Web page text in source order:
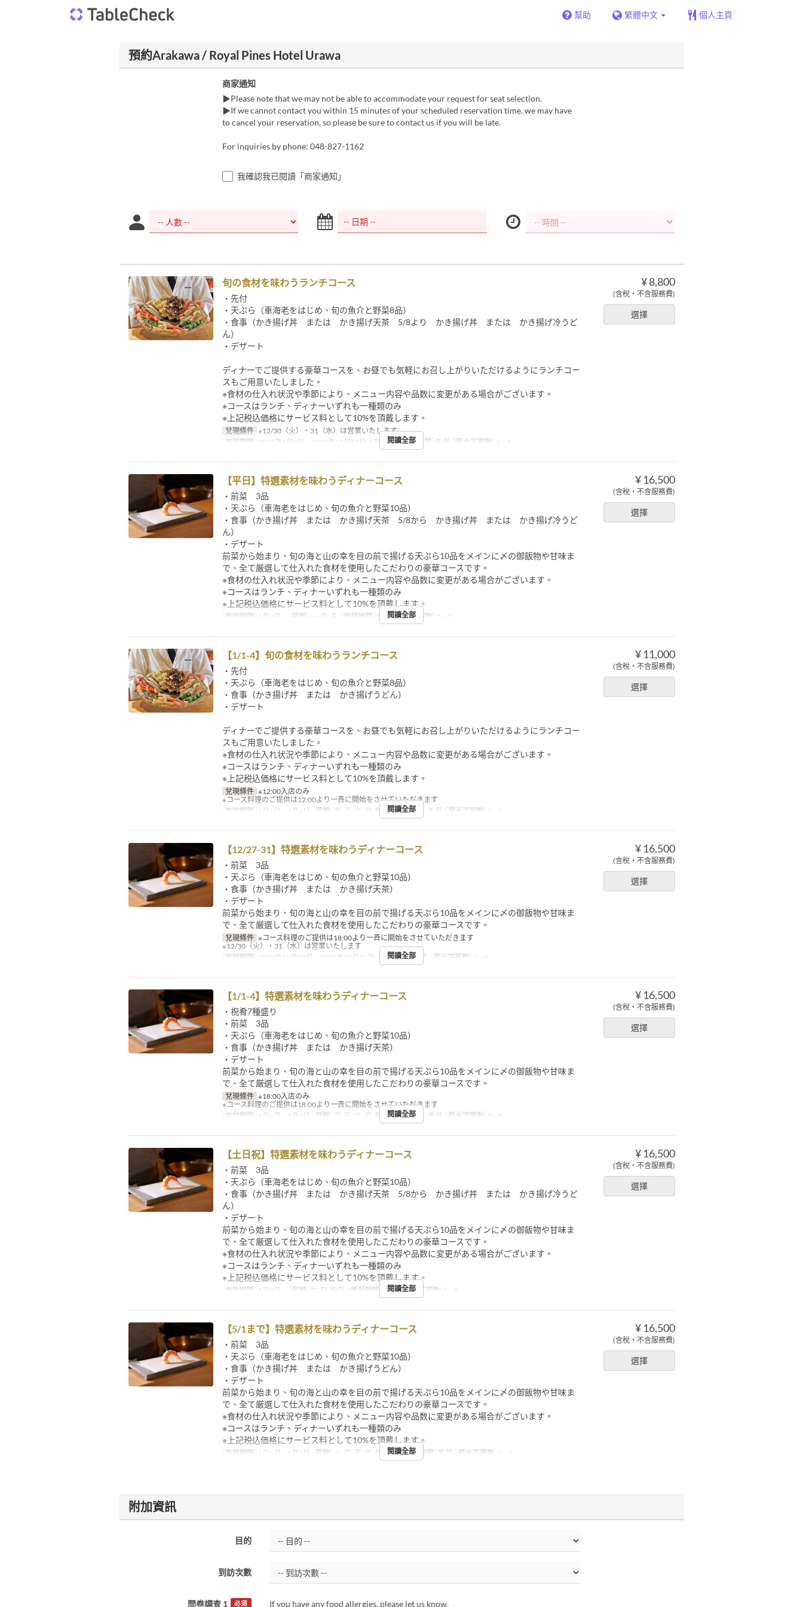
幫助 繁體中文 個人主頁
預約Arakawa / Royal Pines Hotel Urawa
商家通知
▶Please note that we may not be able to accommodate your request for seat selection.
▶If we cannot contact you within 15 minutes of your scheduled reservation time, we may have
to cancel your reservation, so please be sure to contact us if you will be late.
For inquiries by phone: 048-827-1162
我確認我已閱讀「商家通知」
¥ 8,800
(含稅・不含服務費)
選擇
旬の食材を味わうランチコース
・先付
・天ぷら（車海老をはじめ、旬の魚介と野菜8品）
・食事（かき揚げ丼 または かき揚げ天茶 5/8より かき揚げ丼 または かき揚げ冷うど
ん）
・デザート
ディナーでご提供する豪華コースを、お昼でも気軽にお召し上がりいただけるようにランチコー
スもご用意いたしました。
※食材の仕入れ状況や季節により、メニュー内容や品数に変更がある場合がございます。
※コースはランチ、ディナーいずれも一種類のみ
※上記税込価格にサービス料として10%を頂戴します。
兌現條件 ※12/30（火）・31（水）は営業いたします
有效期限 2025年1月4日 ~ 2025年12月31日, 1月5日 ~ 進餐時間 午餐 最大下單數 1 ~ 8
閱讀全部
¥ 16,500
(含稅・不含服務費)
選擇
【平日】特選素材を味わうディナーコース
・前菜 3品
・天ぷら（車海老をはじめ、旬の魚介と野菜10品）
・食事（かき揚げ丼 または かき揚げ天茶 5/8から かき揚げ丼 または かき揚げ冷うど
ん）
・デザート
前菜から始まり、旬の海と山の幸を目の前で揚げる天ぷら10品をメインに〆の御飯物や甘味ま
で、全て厳選して仕入れた食材を使用したこだわりの豪華コースです。
※食材の仕入れ状況や季節により、メニュー内容や品数に変更がある場合がございます。
※コースはランチ、ディナーいずれも一種類のみ
※上記税込価格にサービス料として10%を頂戴します。
有效期限 5月2日 ~ 星期 一, 四, 五 進餐時間 晚餐 最大下單數 1 ~ 8
閱讀全部
¥ 11,000
(含稅・不含服務費)
選擇
【1/1-4】旬の食材を味わうランチコース
・先付
・天ぷら（車海老をはじめ、旬の魚介と野菜8品）
・食事（かき揚げ丼 または かき揚げうどん）
・デザート
ディナーでご提供する豪華コースを、お昼でも気軽にお召し上がりいただけるようにランチコー
スもご用意いたしました。
※食材の仕入れ状況や季節により、メニュー内容や品数に変更がある場合がございます。
※コースはランチ、ディナーいずれも一種類のみ
※上記税込価格にサービス料として10%を頂戴します。
兌現條件 ※12:00入店のみ
※コース料理のご提供は12:00より一斉に開始をさせていただきます
有效期限
1月1日 ~ 1月4日 星期 四, 五, 六, 日, 假日 進餐時間 午餐 最大下單數 1 ~ 8
閱讀全部
¥ 16,500
(含稅・不含服務費)
選擇
【12/27-31】特選素材を味わうディナーコース
・前菜 3品
・天ぷら（車海老をはじめ、旬の魚介と野菜10品）
・食事（かき揚げ丼 または かき揚げ天茶）
・デザート
前菜から始まり、旬の海と山の幸を目の前で揚げる天ぷら10品をメインに〆の御飯物や甘味ま
で、全て厳選して仕入れた食材を使用したこだわりの豪華コースです。
兌現條件 ※コース料理のご提供は18:00より一斉に開始をさせていただきます
※12/30（火）・31（水）は営業いたします
有效期限 2024年12月27日 ~ 2025年12月31日 進餐時間 晚餐 最大下單數 1 ~ 8
閱讀全部
¥ 16,500
(含稅・不含服務費)
選擇
【1/1-4】特選素材を味わうディナーコース
・祝肴7種盛り
・前菜 3品
・天ぷら（車海老をはじめ、旬の魚介と野菜10品）
・食事（かき揚げ丼 または かき揚げ天茶）
・デザート
前菜から始まり、旬の海と山の幸を目の前で揚げる天ぷら10品をメインに〆の御飯物や甘味ま
で、全て厳選して仕入れた食材を使用したこだわりの豪華コースです。
兌現條件 ※18:00入店のみ
※コース料理のご提供は18:00より一斉に開始をさせていただきます
有效期限
1月1日 ~ 1月4日 星期 四, 五, 六, 日, 假日 進餐時間 晚餐 最大下單數 1 ~ 8
閱讀全部
¥ 16,500
(含稅・不含服務費)
選擇
【土日祝】特選素材を味わうディナーコース
・前菜 3品
・天ぷら（車海老をはじめ、旬の魚介と野菜10品）
・食事（かき揚げ丼 または かき揚げ天茶 5/8から かき揚げ丼 または かき揚げ冷うど
ん）
・デザート
前菜から始まり、旬の海と山の幸を目の前で揚げる天ぷら10品をメインに〆の御飯物や甘味ま
で、全て厳選して仕入れた食材を使用したこだわりの豪華コースです。
※食材の仕入れ状況や季節により、メニュー内容や品数に変更がある場合がございます。
※コースはランチ、ディナーいずれも一種類のみ
※上記税込価格にサービス料として10%を頂戴します。
有效期限 5月2日 ~ 星期 六, 日, 假日 進餐時間 晚餐 最大下單數 1 ~ 8
閱讀全部
¥ 16,500
(含稅・不含服務費)
選擇
【5/1まで】特選素材を味わうディナーコース
・前菜 3品
・天ぷら（車海老をはじめ、旬の魚介と野菜10品）
・食事（かき揚げ丼 または かき揚げうどん）
・デザート
前菜から始まり、旬の海と山の幸を目の前で揚げる天ぷら10品をメインに〆の御飯物や甘味ま
で、全て厳選して仕入れた食材を使用したこだわりの豪華コースです。
※食材の仕入れ状況や季節により、メニュー内容や品数に変更がある場合がございます。
※コースはランチ、ディナーいずれも一種類のみ
※上記税込価格にサービス料として10%を頂戴します。
有效期限 1月5日 ~ 5月1日 星期 一, 四, 五, 六, 日, 假日 進餐時間 晚餐 最大下單數 1 ~ 8
閱讀全部
附加資訊
目的
到訪次數
問卷調查 1 必須 If you have any food allergies, please let us know.